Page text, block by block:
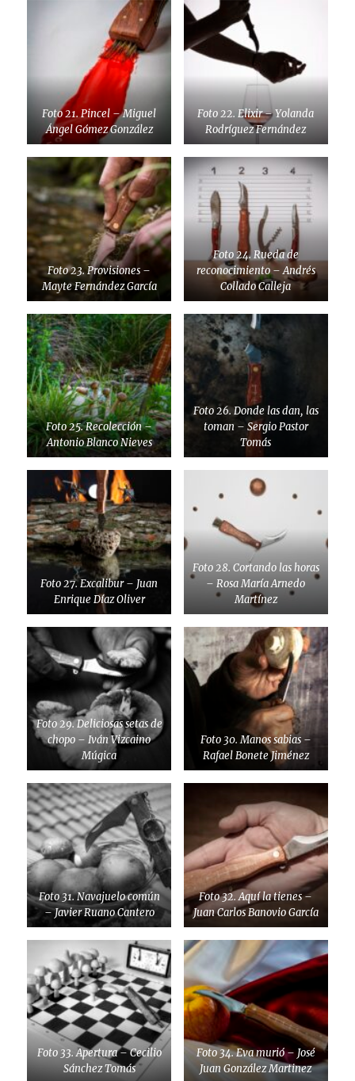
Foto 21. Pincel – Miguel
Ángel Gómez González
Foto 22. Elixir – Yolanda
Rodríguez Fernández
Foto 23. Provisiones –
Mayte Fernández García
Foto 24. Rueda de
reconocimiento – Andrés
Collado Calleja
Foto 25. Recolección –
Antonio Blanco Nieves
Foto 26. Donde las dan, las
toman – Sergio Pastor
Tomás
Foto 27. Excalibur – Juan
Enrique Díaz Oliver
Foto 28. Cortando las horas
– Rosa María Arnedo
Martínez
Foto 29. Deliciosas setas de
chopo – Iván Vizcaino
Múgica
Foto 30. Manos sabias –
Rafael Bonete Jiménez
Foto 31. Navajuelo común
– Javier Ruano Cantero
Foto 32. Aquí la tienes –
Juan Carlos Banovio García
Foto 33. Apertura – Cecilio
Sánchez Tomás
Foto 34. Eva murió – José
Juan González Martinez